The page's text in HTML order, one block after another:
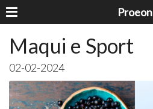
Proeon
Maqui e Sport
02-02-2024